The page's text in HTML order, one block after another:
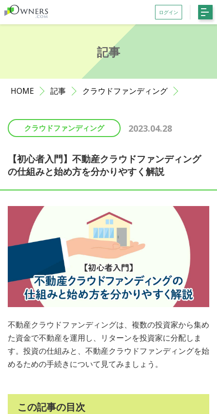
ログイン
会員登録がお済みでない方はこちら
お知らせ
サポート
初めての方へ よくある質問
お問い合わせ
利用規約等
会員規約
プライバシーポリシー
情報セキュリティポリシー
ソーシャルメディアポリシー
反社会的勢力に対する基本方針
電子決済等代行業に係る表示
OWNERS.COM API利用規約
記事
HOME 記事 クラウドファンディング
クラウドファンディング 2023.04.28
【初心者入門】不動産クラウドファンディング
の仕組みと始め方を分かりやすく解説
不動産クラウドファンディングは、複数の投資家から集め
た資金で不動産を運用し、リターンを投資家に分配しま
す。投資の仕組みと、不動産クラウドファンディングを始
めるための手続きについて見てみましょう。
この記事の目次